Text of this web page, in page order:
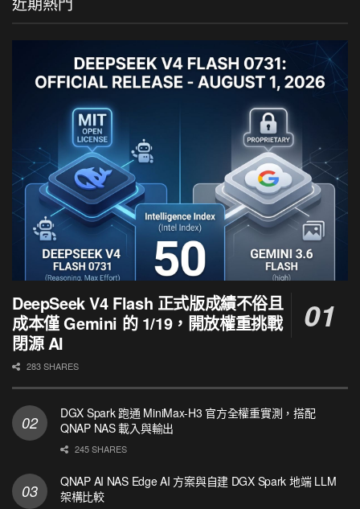
DeepSeek V4 Flash 正式版成績不俗且
成本僅 Gemini 的 1/19，開放權重挑戰
閉源 AI
283 SHARES
DGX Spark 跑通 MiniMax-H3 官方全權重實測，搭配
QNAP NAS 載入與輸出
245 SHARES
QNAP AI NAS Edge AI 方案與自建 DGX Spark 地端 LLM
架構比較